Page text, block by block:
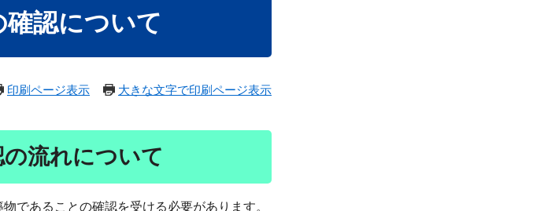
認について
印刷ページ表示 大きな文字で印刷ページ表示
流れについて
であることの確認を受ける必要があります。